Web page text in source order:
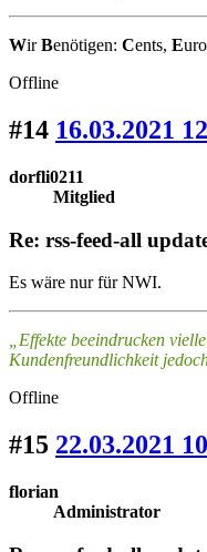
WirBenötigen: Cents, E
Offline
#14 16.03.2021
dorfli0211
Mitglied
Re: rss-feed-all
Es wäre nur für NWI.
„Effekte beeindrucken
Kundenfreundlichkeit
Offline
#15 22.03.2021
florian
Administrator